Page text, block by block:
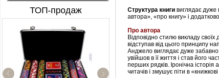
ТОП-продаж
Структура книги виглядає дуже
автора», «про книгу» і
Про автора
Відповідно стилю викладу
відступав від цього принципу
Анджело виглядає дуже
увійшов в її життя і став його
перших рядків. Іронічна
читачів і змушує піти в